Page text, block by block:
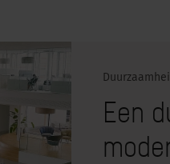
Een